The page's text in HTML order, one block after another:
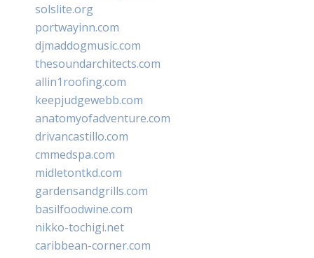
solslite.org
portwayinn.com
djmaddogmusic.com
thesoundarchitects.com
allin1roofing.com
keepjudgewebb.com
anatomyofadventure.com
drivancastillo.com
cmmedspa.com
midletontkd.com
gardensandgrills.com
basilfoodwine.com
nikko-tochigi.net
caribbean-corner.com